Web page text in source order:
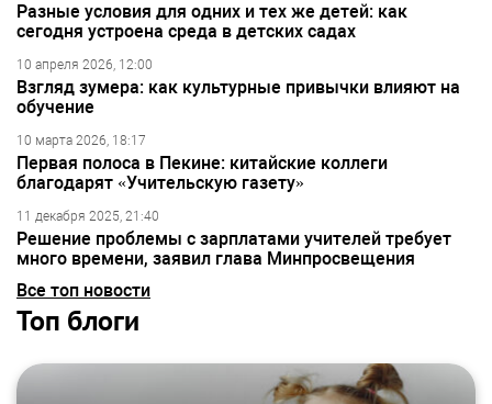
Разные условия для одних и тех же детей: как
сегодня устроена среда в детских садах
10 апреля 2026, 12:00
Взгляд зумера: как культурные привычки влияют на
обучение
10 марта 2026, 18:17
Первая полоса в Пекине: китайские коллеги
благодарят «Учительскую газету»
11 декабря 2025, 21:40
Решение проблемы с зарплатами учителей требует
много времени, заявил глава Минпросвещения
Все топ новости
Топ блоги